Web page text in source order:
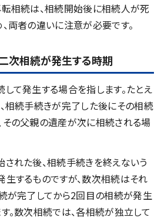
相続は、相続開始後に相続人が死
両者の違いに注意が必要です。
次相続が発生する時期
て発生する場合を指します。たとえ
相続手続きが完了した後にその相続
その父親の遺産が次に相続される場
れた後、相続手続きを終えないう
するものですが、数次相続はそれ
が完了してから2回目の相続が発生
。数次相続では、各相続が独立して